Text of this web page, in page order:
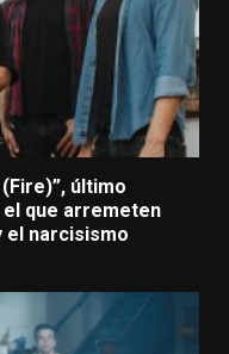
último
el que arremeten
el narcisismo